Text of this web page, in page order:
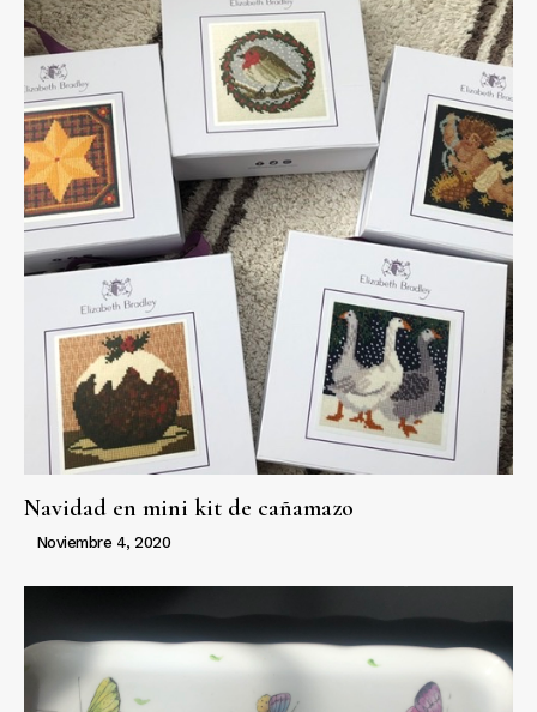
Navidad en mini kit de cañamazo
Noviembre 4, 2020